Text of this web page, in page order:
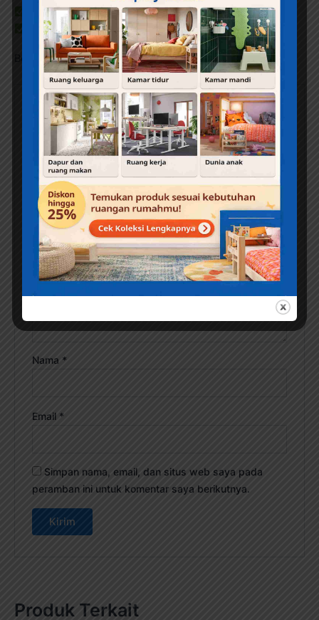
https://comic.ebookanak.com
https://pdf.ebookanak.com
Belum ada ulasan.
Jadilah yang pertama memberikan
ulasan “E128. Malin Kundang Anak
Durhaka; Cerita Rakyat dari Sumatera
Barat (Bilingual)”
Alamat email Anda tidak akan dipublikasikan. Ruas
yang wajib ditandai*
Rating
Anda*
Ulasan Anda*
Nama *
Email *
Simpan nama, email, dan situs web saya pada
peramban ini untuk komentar saya berikutnya.
Produk Terkait